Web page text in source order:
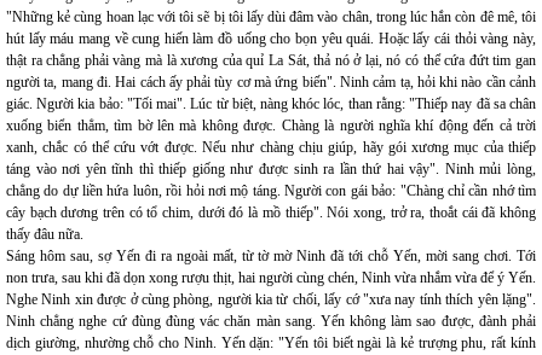
"Những kẻ cùng hoan lạc với tôi sẽ bị tôi lấy dùi đâm vào chân, trong lúc hắn còn đê mê, tôi
hút lấy máu mang về cung hiến làm đồ uống cho bọn yêu quái. Hoặc lấy cái thỏi vàng này,
thật ra chẳng phải vàng mà là xương của quỉ La Sát, thả nó ở lại, nó có thể cứa đứt tim gan
người ta, mang đi. Hai cách ấy phải tùy cơ mà ứng biến". Ninh cảm tạ, hỏi khi nào cần cảnh
giác. Người kia bảo: "Tối mai". Lúc từ biệt, nàng khóc lóc, than rằng: "Thiếp nay đã sa chân
xuống biển thẳm, tìm bờ lên mà không được. Chàng là người nghĩa khí động đến cả trời
xanh, chắc có thể cứu vớt được. Nếu như chàng chịu giúp, hãy gói xương mục của thiếp
táng vào nơi yên tĩnh thì thiếp giống như được sinh ra lần thứ hai vậy". Ninh mủi lòng,
chẳng do dự liền hứa luôn, rồi hỏi nơi mộ táng. Người con gái bảo: "Chàng chỉ cần nhớ tìm
cây bạch dương trên có tổ chim, dưới đó là mồ thiếp". Nói xong, trở ra, thoắt cái đã không
thấy đâu nữa.
Sáng hôm sau, sợ Yến đi ra ngoài mất, từ tờ mờ Ninh đã tới chỗ Yến, mời sang chơi. Tới
non trưa, sau khi đã dọn xong rượu thịt, hai người cùng chén, Ninh vừa nhắm vừa để ý Yến.
Nghe Ninh xin được ở cùng phòng, người kia từ chối, lấy cớ "xưa nay tính thích yên lặng".
Ninh chẳng nghe cứ đùng đùng vác chăn màn sang. Yến không làm sao được, đành phải
dịch giường, nhường chỗ cho Ninh. Yến dặn: "Yến tôi biết ngài là kẻ trượng phu, rất kính